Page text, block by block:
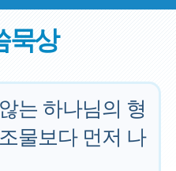
묵상
는 하나님의 형
물보다 먼저 나